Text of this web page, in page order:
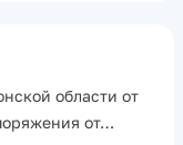
области от
от…